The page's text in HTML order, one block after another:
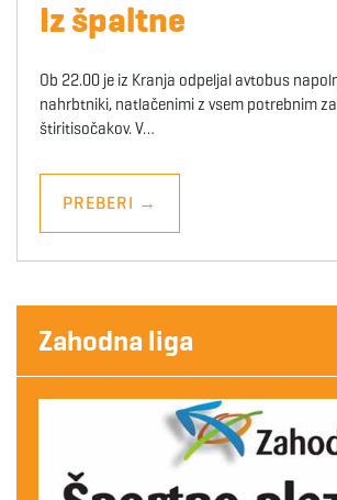
Iz špaltne
Ob 22.00 je iz Kranja odpeljal avtobus
nahrbtniki, natlačenimi z vsem potrebnim
štiritisočakov. V…
PREBERI →
Zahodna liga